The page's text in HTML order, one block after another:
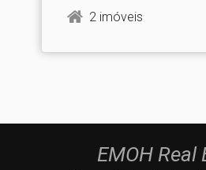
2 imóveis
EMOH Real